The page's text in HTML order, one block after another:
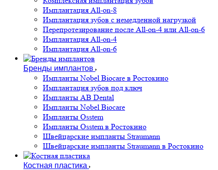
Имплантация All-on-8
Имплантация зубов с немедленной нагрузкой
Перепротезирование после All-on-4 или All-on-6
Имплантация All-on-4
Имплантация All-on-6
Бренды имплантов
Импланты Nobel Biocare в Ростокино
Имплантация зубов под ключ
Импланты AB Dental
Импланты Nobel Biocare
Импланты Osstem
Импланты Osstem в Ростокино
Швейцарские импланты Straumann
Швейцарские импланты Straumann в Ростокино
Костная пластика